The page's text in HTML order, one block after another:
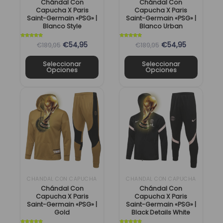
Chándal Con
Capucha X Paris
Saint-Germain «PSG» |
Blanco Style
€189,95 €54,95
Seleccionar
Opciones
pueden
elegir
en
página
de
producto
Chándal Con
Capucha X Paris
Saint-Germain «PSG» |
Blanco Urban
€189,95 €54,95
Seleccionar
Opciones
pueden
elegir
en
página
de
producto
CHANDAL CON CAPUCHA
Chándal Con
Capucha X Paris
Saint-Germain «PSG» |
Gold
precio
original
era:
189,95 €.
El
precio
actual
es:
54,95 €.
Este
producto
tiene
múltiples
variantes.
Las
opciones
se
pueden
elegir
en
CHANDAL CON CAPUCHA
Chándal Con
Capucha X Paris
Saint-Germain «PSG» |
Black Details White
precio
original
era:
189,95 €.
El
precio
actual
es:
54,95 €.
Este
producto
tiene
múltiples
variantes.
Las
opciones
se
pueden
elegir
en